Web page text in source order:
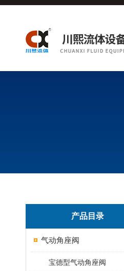
产品目录
气动角座阀
宝德型气动角座阀